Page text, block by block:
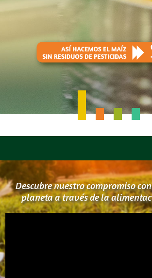
Descubre nuestro compromiso
planeta a través de la